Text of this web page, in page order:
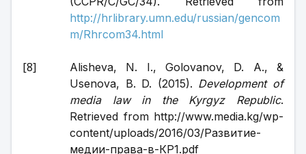
http://hrlibrary.umn.edu/russian/gencom
m/Rhrcom34.html
Alisheva, N. I., Golovanov, D. A., &
Usenova, B. D. (2015). Development of
media law in the Kyrgyz Republic.
Retrieved from http://www.media.kg/wp-
content/uploads/2016/03/Развитие-
медии-права-в-КР1.pdf